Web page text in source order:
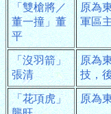
「雙槍將／
董一撞」董
平
原為
軍區
「沒羽箭」
張清
原為
技，
「花項虎」
原為